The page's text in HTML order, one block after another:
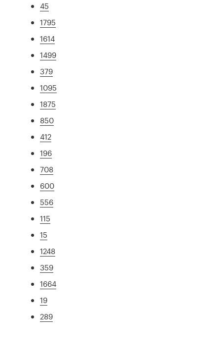
45
1795
1614
1499
379
1095
1875
850
412
196
708
600
556
115
15
1248
359
1664
19
289